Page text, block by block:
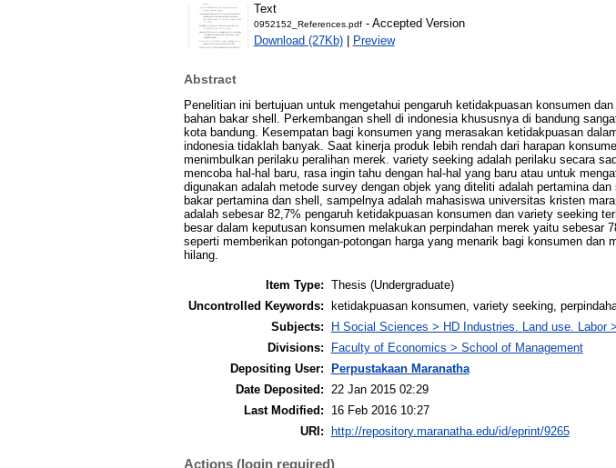
Text
0952152_References.pdf- Accepted Version
Download (27Kb)| Preview
Abstract
Penelitian ini bertujuan untuk mengetahui pengaruh ketidakpuasan konsumen
bahan bakar shell. Perkembangan shell di indonesia khususnya di bandung
kota bandung. Kesempatan bagi konsumen yang merasakan ketidakpuasan
indonesia tidaklah banyak. Saat kinerja produk lebih rendah dari harapan
menimbulkan perilaku peralihan merek. variety seeking adalah perilaku secara
mencoba hal-hal baru, rasa ingin tahu dengan hal-hal yang baru atau untuk
digunakan adalah metode survey dengan objek yang diteliti adalah pertamina
bakar pertamina dan shell, sampelnya adalah mahasiswa universitas kristen
adalah sebesar 82,7% pengaruh ketidakpuasan konsumen dan variety seeking
besar dalam keputusan konsumen melakukan perpindahan merek yaitu
seperti memberikan potongan-potongan harga yang menarik bagi konsumen
hilang.
Item Type: Thesis (Undergraduate)
Uncontrolled Keywords:
ketidakpuasan konsumen, variety seeking,
Subjects:
H Social Sciences > HD Industries. Land use. Labor
Divisions:
Faculty of Economics > School of Management
Depositing User:
Perpustakaan Maranatha
Date Deposited:
22 Jan 2015 02:29
Last Modified:
16 Feb 2016 10:27
URI:
http://repository.maranatha.edu/id/eprint/9265
Actions (login required)